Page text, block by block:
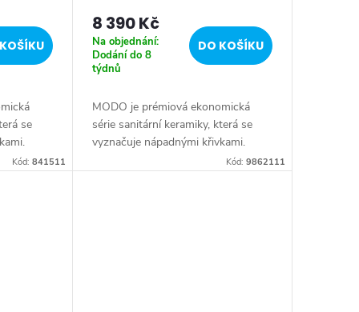
se
Kód: 841511
8 390 Kč
Na objednání:
Dodání do 8
týdnů
DO KOŠÍKU
MODO je prémiová ekonomická
série sanitární keramiky, která se
vyznačuje nápadnými křivkami.
Produkty jsou neutrální, přesto
Kód: 9862111